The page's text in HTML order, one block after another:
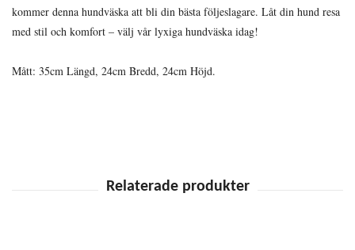
kommer denna hundväska att bli din bästa följeslagare. Låt din hund resa
med stil och komfort – välj vår lyxiga hundväska idag!
Mått: 35cm Längd, 24cm Bredd, 24cm Höjd.